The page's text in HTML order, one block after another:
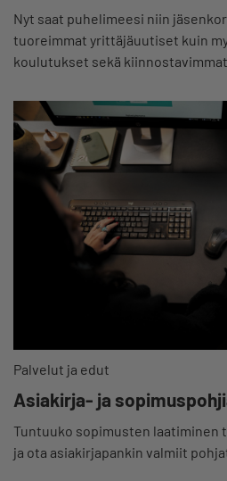
Nyt saat puhelimeesi niin
tuoreimmat yrittäjäuutiset kuin
koulutukset sekä
Palvelut ja edut
Asiakirja- ja
Tuntuuko sopimusten laatiminen
ja ota asiakirjapankin valmiit